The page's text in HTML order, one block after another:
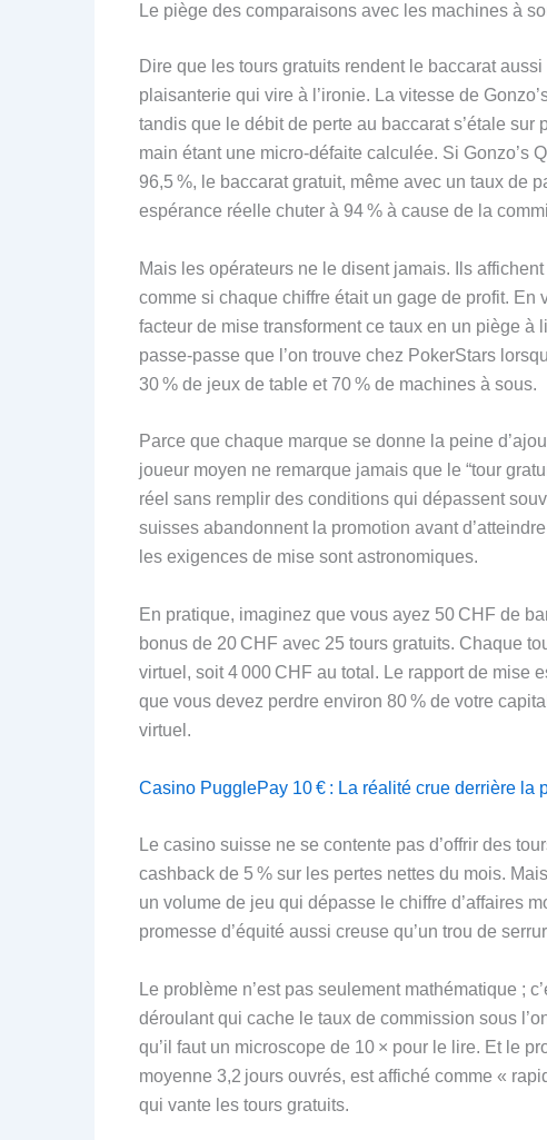
Le piège des comparaisons avec les machines à
Dire que les tours gratuits rendent le baccarat
plaisanterie qui vire à l’ironie. La vitesse de
tandis que le débit de perte au baccarat s’étale
main étant une micro‑défaite calculée. Si Gonzo’s
96,5 %, le baccarat gratuit, même avec un taux de
espérance réelle chuter à 94 % à cause de la
Mais les opérateurs ne le disent jamais. Ils
comme si chaque chiffre était un gage de profit. En
facteur de mise transforment ce taux en un piège à
passe‑passe que l’on trouve chez PokerStars
30 % de jeux de table et 70 % de machines à sous.
Parce que chaque marque se donne la peine
joueur moyen ne remarque jamais que le “tour
réel sans remplir des conditions qui dépassent
suisses abandonnent la promotion avant
les exigences de mise sont astronomiques.
En pratique, imaginez que vous ayez 50 CHF de
bonus de 20 CHF avec 25 tours gratuits. Chaque
virtuel, soit 4 000 CHF au total. Le rapport de mise
que vous devez perdre environ 80 % de votre
virtuel.
Casino PugglePay 10 € : La réalité crue derrière la
Le casino suisse ne se contente pas d’offrir des
cashback de 5 % sur les pertes nettes du mois.
un volume de jeu qui dépasse le chiffre d’affaires
promesse d’équité aussi creuse qu’un trou de
Le problème n’est pas seulement mathématique ;
déroulant qui cache le taux de commission sous
qu’il faut un microscope de 10 × pour le lire. Et le
moyenne 3,2 jours ouvrés, est affiché comme «
qui vante les tours gratuits.